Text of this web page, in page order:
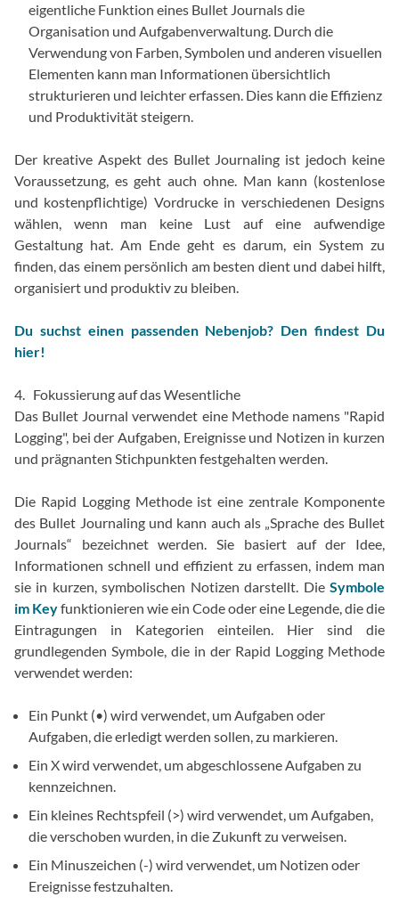
eigentliche Funktion eines Bullet Journals die
Organisation und Aufgabenverwaltung. Durch die
Verwendung von Farben, Symbolen und anderen visuellen
Elementen kann man Informationen übersichtlich
strukturieren und leichter erfassen. Dies kann die Effizienz
und Produktivität steigern.
Der kreative Aspekt des Bullet Journaling ist jedoch keine
Voraussetzung, es geht auch ohne. Man kann (kostenlose
und kostenpflichtige) Vordrucke in verschiedenen Designs
wählen, wenn man keine Lust auf eine aufwendige
Gestaltung hat. Am Ende geht es darum, ein System zu
finden, das einem persönlich am besten dient und dabei hilft,
organisiert und produktiv zu bleiben.
Du suchst einen passenden Nebenjob? Den findest Du
hier!
4. Fokussierung auf das Wesentliche
Das Bullet Journal verwendet eine Methode namens "Rapid
Logging", bei der Aufgaben, Ereignisse und Notizen in kurzen
und prägnanten Stichpunkten festgehalten werden.
Die Rapid Logging Methode ist eine zentrale Komponente
des Bullet Journaling und kann auch als „Sprache des Bullet
Journals“ bezeichnet werden. Sie basiert auf der Idee,
Informationen schnell und effizient zu erfassen, indem man
sie in kurzen, symbolischen Notizen darstellt. Die Symbole
im Keyfunktionieren wie ein Code oder eine Legende, die die
Eintragungen in Kategorien einteilen. Hier sind die
grundlegenden Symbole, die in der Rapid Logging Methode
verwendet werden:
Ein Punkt (•) wird verwendet, um Aufgaben oder
Aufgaben, die erledigt werden sollen, zu markieren.
Ein X wird verwendet, um abgeschlossene Aufgaben zu
kennzeichnen.
Ein kleines Rechtspfeil (>) wird verwendet, um Aufgaben,
die verschoben wurden, in die Zukunft zu verweisen.
Ein Minuszeichen (-) wird verwendet, um Notizen oder
Ereignisse festzuhalten.